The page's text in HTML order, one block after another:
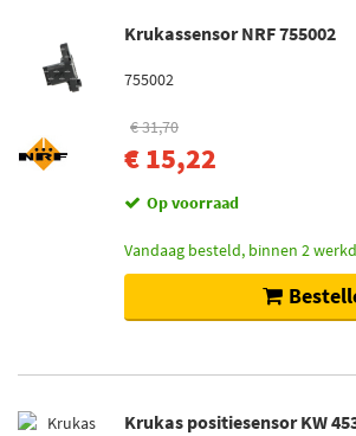
Krukassensor NRF 755002
755002
€ 31,70
€ 15,22
Op voorraad
Vandaag besteld, binnen 2
Krukas positiesensor KW